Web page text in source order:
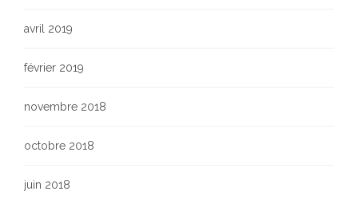
avril 2019
février 2019
novembre 2018
octobre 2018
juin 2018